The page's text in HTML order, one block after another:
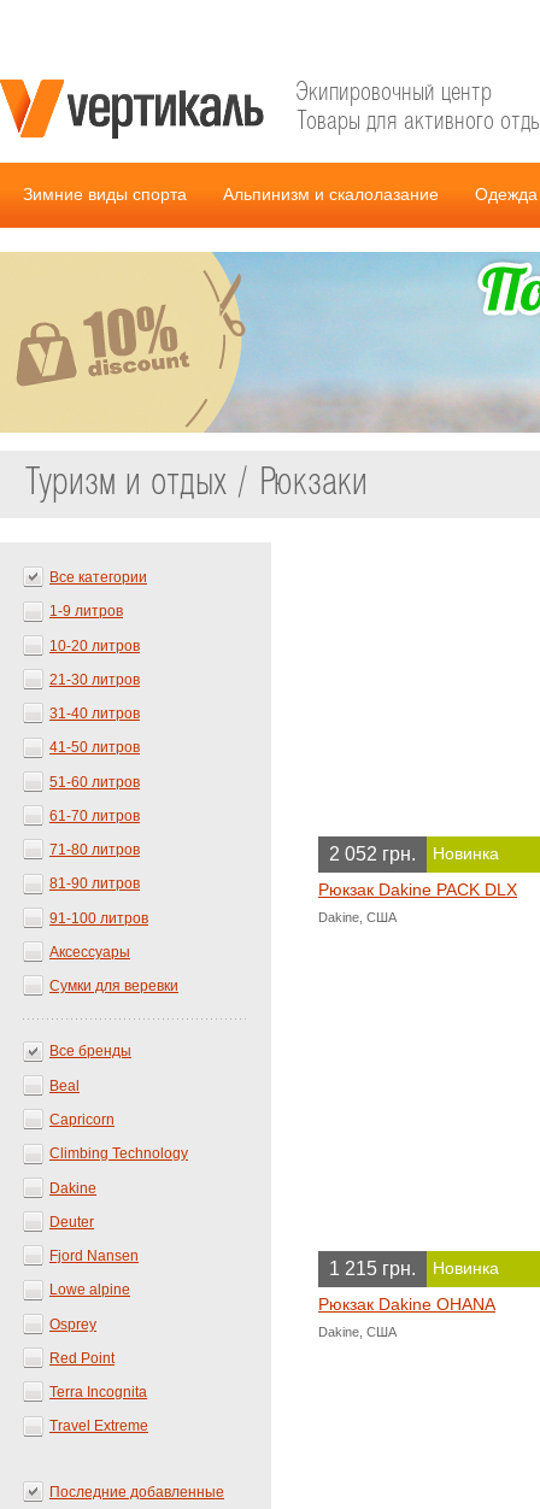
Экипировочный центр
Товары для активного
Зимние виды спорта Альпинизм и скалолазание Одежда
Туризм и отдых / Рюкзаки
Все категории
1-9 литров
10-20 литров
21-30 литров
31-40 литров
41-50 литров
51-60 литров
61-70 литров
71-80 литров
81-90 литров
91-100 литров
Аксессуары
Сумки для веревки
Все бренды
Beal
Capricorn
Climbing Technology
Dakine
Deuter
Fjord Nansen
Lowe alpine
Osprey
Red Point
Terra Incognita
Travel Extreme
Последние добавленные
2 052 грн. Новинка
Рюкзак Dakine PACK DLX
Dakine, США
1 215 грн. Новинка
Рюкзак Dakine OHANA
Dakine, США